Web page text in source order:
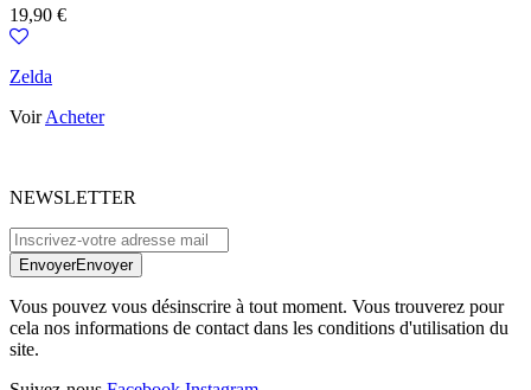
Prix
19,90 €
Zelda
VoirAcheter
NEWSLETTER
EnvoyerEnvoyer
Vous pouvez vous désinscrire à tout moment. Vous trouverez pour
cela nos informations de contact dans les conditions d'utilisation du
site.